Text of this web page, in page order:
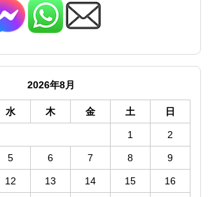
2026年8月
水 木 金 土 日
1 2
5 6 7 8 9
12 13 14 15 16